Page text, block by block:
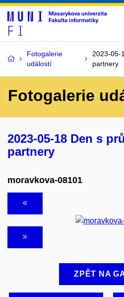
Fotogalerie
událostí
2023-05-
partnery
Fotogalerie
2023-05-18 Den s
partnery
moravkova-08101
ZPĚT NA